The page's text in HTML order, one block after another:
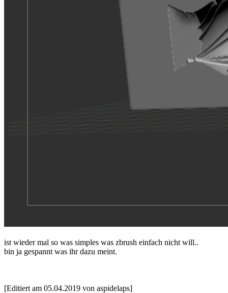
ist wieder mal so was simples was zbrush einfach nicht will..
bin ja gespannt was ihr dazu meint.
[Editiert am 05.04.2019 von aspidelaps]